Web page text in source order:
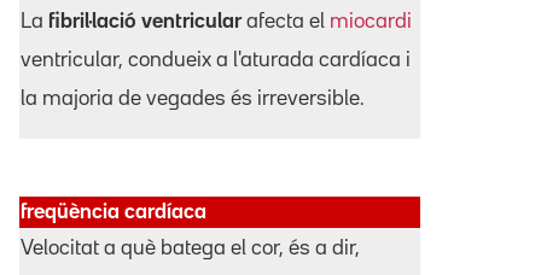
La fibril·lació ventricularafecta el miocardi
ventricular, condueix a l'aturada cardíaca i
la majoria de vegades és irreversible.
freqüència cardíaca
Velocitat a què batega el cor, és a dir,